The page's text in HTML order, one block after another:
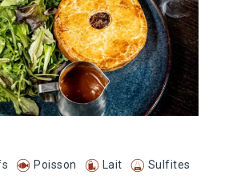
Poisson Lait Sulfites